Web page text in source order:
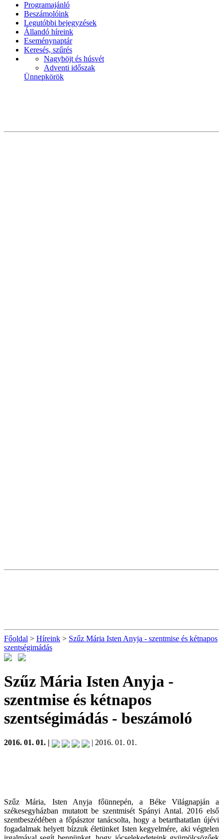
Programajánló
Beszámolóink
Legutóbbi bejegyzések
Állandó híreink
Eseménynaptár
Keresés, szűrés
Nagyböjt és húsvét
Adventi időszak
Ünnepkörök
Főoldal > Híreink > Szűz Mária Isten Anyja - szentmise és kétnapos
szentségimádás
Szűz Mária Isten Anyja -
szentmise és kétnapos
szentségimádás - beszámoló
2016. 01. 01. | | 2016. 01. 01.
Szűz Mária, Isten Anyja főünnepén, a Béke Világnapján a
székesegyházban mutatott be szentmisét Spányi Antal. 2016 első
szentbeszédében a főpásztor tanácsolta, hogy a betarthatatlan újévi
fogadalmak helyett bízzuk életünket Isten kegyelmére, aki végtelen